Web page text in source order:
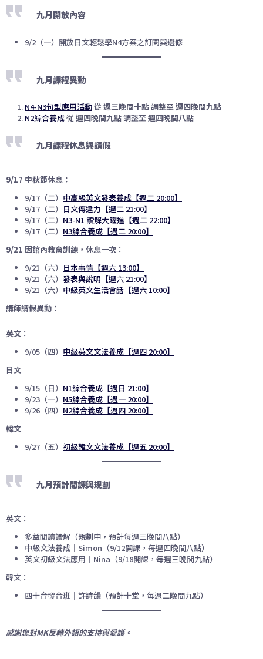
九月開放內容
9/2（一）開放日文輕鬆學N4方案之訂閱與選修
九月課程異動
N4-N3句型應用活動從週三晚間十點調整至週四晚間九點
N2綜合養成從週四晚間九點調整至週四晚間八點
九月課程休息與請假
9/17 中秋節休息：
9/17（二） 中高級英文發表養成【週二 20:00】
9/17（二） 日文傳達力【週二 21:00】
9/17（二） N3-N1 讀解大躍進【週二 22:00】
9/17（二） N3綜合養成【週二 20:00】
9/21 因館內教育訓練，休息一次 ：
9/21（六） 日本事情【週六 13:00】
9/21（六） 發表與說明【週六 21:00】
9/21（六） 中級英文生活會話【週六 10:00】
講師請假異動：
英文 ：
9/05（四） 中級英文文法養成【週四 20:00】
日文
9/15（日） N1綜合養成【週日 21:00】
9/23（一） N5綜合養成【週一 20:00】
9/26（四） N2綜合養成【週四 20:00】
韓文
9/27（五） 初級韓文文法養成【週五 20:00】
九月預計開課與規劃
英文：
多益閱讀讀解（規劃中，預計每週三晚間八點）
中級文法養成｜Simon（9/12開課，每週四晚間八點）
英文初級文法應用｜Nina（9/18開課，每週三晚間九點）
韓文：
四十音發音班｜許詩韻（預計十堂，每週二晚間九點）
感謝您對MK反轉外語的支持與愛護。